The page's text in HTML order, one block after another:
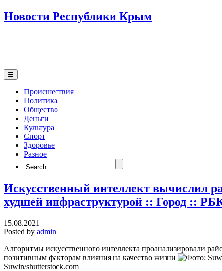
Новости Республики Крым
☰
Происшествия
Политика
Общество
Деньги
Культура
Спорт
Здоровье
Разное
Search
for:
Искусственный интеллект вычислил
худшей инфраструктурой :: Город ::
15.08.2021
Posted by admin
Алгоритмы искусственного интеллекта проанализировали
позитивным факторам влияния на качество жизни
Suwin/shutterstock.com